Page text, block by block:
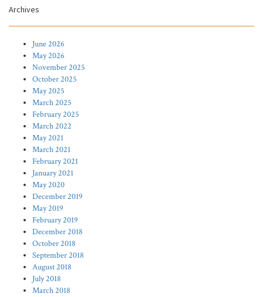
Archives
June 2026
May 2026
November 2025
October 2025
May 2025
March 2025
February 2025
March 2022
May 2021
March 2021
February 2021
January 2021
May 2020
December 2019
May 2019
February 2019
December 2018
October 2018
September 2018
August 2018
July 2018
March 2018